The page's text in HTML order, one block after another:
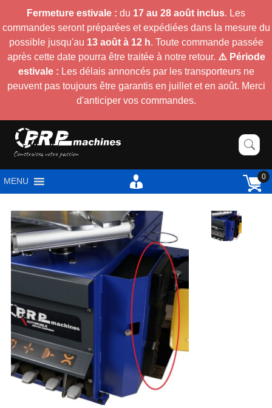
Fermeture estivale : du 17 au 28 août inclus. Les
commandes seront préparées et expédiées dans la mesure du
possible jusqu'au 13 août à 12 h. Toute commande passée
après cette date pourra être traitée à notre retour. ⚠️ Période
estivale : Les délais annoncés par les transporteurs ne
peuvent pas toujours être garantis en juillet et en août. Merci
d'anticiper vos commandes.
MENU 0